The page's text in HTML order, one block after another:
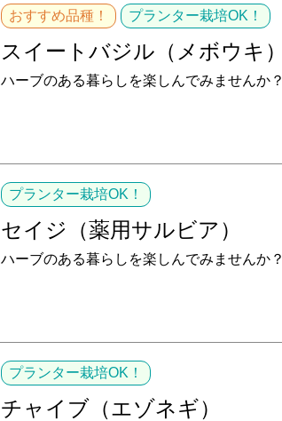
おすすめ品種！ プランター栽培OK！
スイートバジル（メボウキ）
ハーブのある暮らしを楽しんでみませんか？
プランター栽培OK！
セイジ（薬用サルビア）
ハーブのある暮らしを楽しんでみませんか？
プランター栽培OK！
チャイブ（エゾネギ）